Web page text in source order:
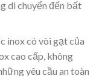
di chuyển đến bất
inox có vòi gạt của
cao cấp, không
yêu cầu an toàn